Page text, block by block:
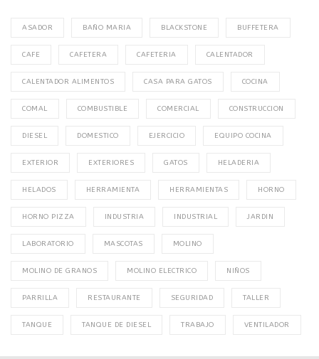
ASADOR BAÑO MARIA BLACKSTONE BUFFETERA
CAFE CAFETERA CAFETERIA CALENTADOR
CALENTADOR ALIMENTOS CASA PARA GATOS COCINA
COMAL COMBUSTIBLE COMERCIAL CONSTRUCCION
DIESEL DOMESTICO EJERCICIO EQUIPO COCINA
EXTERIOR EXTERIORES GATOS HELADERIA
HELADOS HERRAMIENTA HERRAMIENTAS HORNO
HORNO PIZZA INDUSTRIA INDUSTRIAL JARDIN
LABORATORIO MASCOTAS MOLINO
MOLINO DE GRANOS MOLINO ELECTRICO NIÑOS
PARRILLA RESTAURANTE SEGURIDAD TALLER
TANQUE TANQUE DE DIESEL TRABAJO VENTILADOR